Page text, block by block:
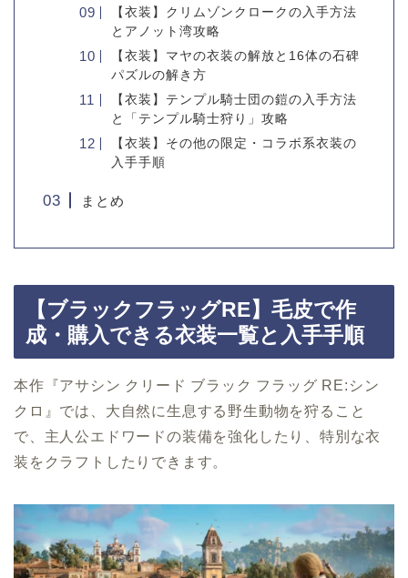
【衣装】クリムゾンクロークの入手方法
とアノット湾攻略
【衣装】マヤの衣装の解放と16体の石碑
パズルの解き方
【衣装】テンプル騎士団の鎧の入手方法
と「テンプル騎士狩り」攻略
【衣装】その他の限定・コラボ系衣装の
入手手順
まとめ
【ブラックフラッグRE】毛皮で作
成・購入できる衣装一覧と入手手順
本作『アサシン クリード ブラック フラッグ RE:シン
クロ』では、大自然に生息する野生動物を狩ること
で、主人公エドワードの装備を強化したり、特別な衣
装をクラフトしたりできます。